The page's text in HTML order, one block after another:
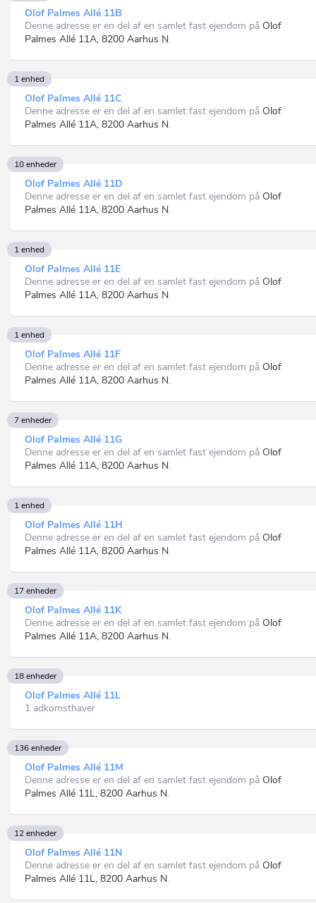
Olof Palmes Allé 11B
Denne adresse er en del af en samlet fast ejendom på Olof
Palmes Allé 11A, 8200 Aarhus N.
1 enhed
Olof Palmes Allé 11C
Denne adresse er en del af en samlet fast ejendom på Olof
Palmes Allé 11A, 8200 Aarhus N.
10 enheder
Olof Palmes Allé 11D
Denne adresse er en del af en samlet fast ejendom på Olof
Palmes Allé 11A, 8200 Aarhus N.
1 enhed
Olof Palmes Allé 11E
Denne adresse er en del af en samlet fast ejendom på Olof
Palmes Allé 11A, 8200 Aarhus N.
1 enhed
Olof Palmes Allé 11F
Denne adresse er en del af en samlet fast ejendom på Olof
Palmes Allé 11A, 8200 Aarhus N.
7 enheder
Olof Palmes Allé 11G
Denne adresse er en del af en samlet fast ejendom på Olof
Palmes Allé 11A, 8200 Aarhus N.
1 enhed
Olof Palmes Allé 11H
Denne adresse er en del af en samlet fast ejendom på Olof
Palmes Allé 11A, 8200 Aarhus N.
17 enheder
Olof Palmes Allé 11K
Denne adresse er en del af en samlet fast ejendom på Olof
Palmes Allé 11A, 8200 Aarhus N.
18 enheder
Olof Palmes Allé 11L
1 adkomsthaver
136 enheder
Olof Palmes Allé 11M
Denne adresse er en del af en samlet fast ejendom på Olof
Palmes Allé 11L, 8200 Aarhus N.
12 enheder
Olof Palmes Allé 11N
Denne adresse er en del af en samlet fast ejendom på Olof
Palmes Allé 11L, 8200 Aarhus N.